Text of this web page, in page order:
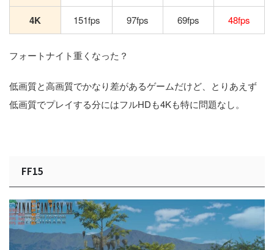
4K 151fps 97fps 69fps 48fps
フォートナイト重くなった？
低画質と高画質でかなり差があるゲームだけど、とりあえず
低画質でプレイする分にはフルHDも4Kも特に問題なし。
FF15